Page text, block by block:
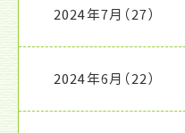
2024年7月 （27）
2024年6月 （22）